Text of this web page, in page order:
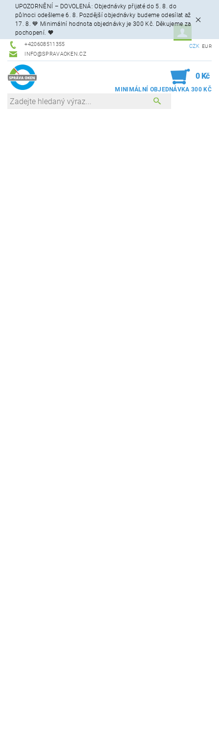
UPOZORNĚNÍ – DOVOLENÁ: Objednávky přijaté do 5. 8. do
půlnoci odešleme 6. 8. Pozdější objednávky budeme odesílat až
17. 8. 💙 Minimální hodnota objednávky je 300 Kč. Děkujeme za
pochopení. 🧡
+420608511355
INFO@SPRAVAOKEN.CZ
CZK EUR
0 Kč